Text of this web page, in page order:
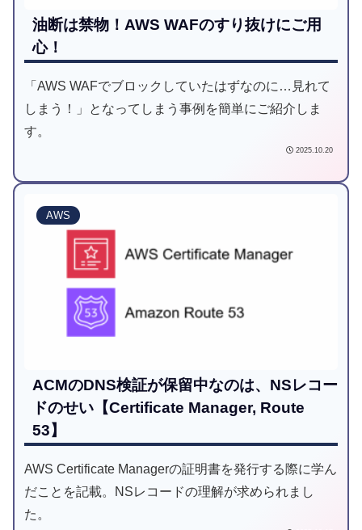
油断は禁物！AWS WAFのすり抜けにご用
心！
「AWS WAFでブロックしていたはずなのに…見れて
しまう！」となってしまう事例を簡単にご紹介しま
す。
2025.10.20
AWS
ACMのDNS検証が保留中なのは、NSレコー
ドのせい【Certificate Manager, Route
53】
AWS Certificate Managerの証明書を発行する際に学ん
だことを記載。NSレコードの理解が求められまし
た。